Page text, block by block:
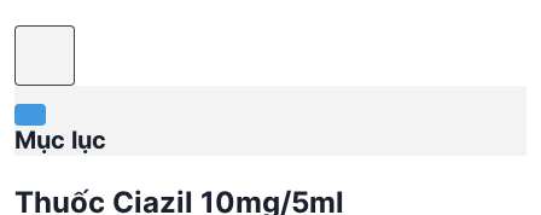
Mục lục
Thuốc Ciazil 10mg/5ml